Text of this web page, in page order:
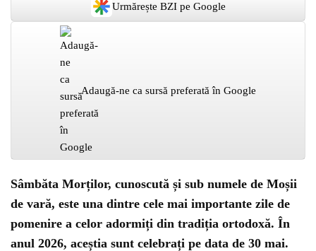
Urmărește BZI pe Google
Adaugă-ne ca sursă preferată în Google
Sâmbăta Morților, cunoscută și sub numele de Moșii
de vară, este una dintre cele mai importante zile de
pomenire a celor adormiți din tradiția ortodoxă. În
anul 2026, aceștia sunt celebrați pe data de 30 mai.